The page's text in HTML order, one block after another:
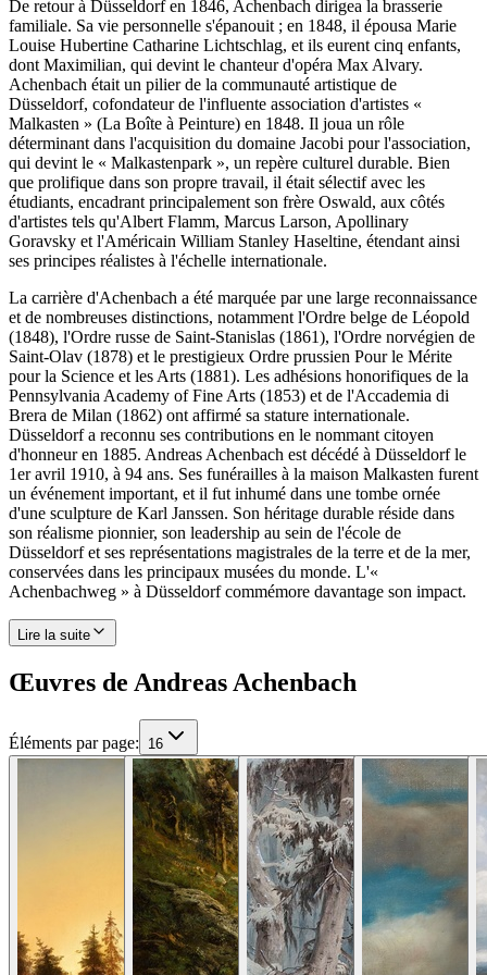
De retour à Düsseldorf en 1846, Achenbach dirigea la brasserie
familiale. Sa vie personnelle s'épanouit ; en 1848, il épousa Marie
Louise Hubertine Catharine Lichtschlag, et ils eurent cinq enfants,
dont Maximilian, qui devint le chanteur d'opéra Max Alvary.
Achenbach était un pilier de la communauté artistique de
Düsseldorf, cofondateur de l'influente association d'artistes «
Malkasten » (La Boîte à Peinture) en 1848. Il joua un rôle
déterminant dans l'acquisition du domaine Jacobi pour l'association,
qui devint le « Malkastenpark », un repère culturel durable. Bien
que prolifique dans son propre travail, il était sélectif avec les
étudiants, encadrant principalement son frère Oswald, aux côtés
d'artistes tels qu'Albert Flamm, Marcus Larson, Apollinary
Goravsky et l'Américain William Stanley Haseltine, étendant ainsi
ses principes réalistes à l'échelle internationale.
La carrière d'Achenbach a été marquée par une large reconnaissance
et de nombreuses distinctions, notamment l'Ordre belge de Léopold
(1848), l'Ordre russe de Saint-Stanislas (1861), l'Ordre norvégien de
Saint-Olav (1878) et le prestigieux Ordre prussien Pour le Mérite
pour la Science et les Arts (1881). Les adhésions honorifiques de la
Pennsylvania Academy of Fine Arts (1853) et de l'Accademia di
Brera de Milan (1862) ont affirmé sa stature internationale.
Düsseldorf a reconnu ses contributions en le nommant citoyen
d'honneur en 1885. Andreas Achenbach est décédé à Düsseldorf le
1er avril 1910, à 94 ans. Ses funérailles à la maison Malkasten furent
un événement important, et il fut inhumé dans une tombe ornée
d'une sculpture de Karl Janssen. Son héritage durable réside dans
son réalisme pionnier, son leadership au sein de l'école de
Düsseldorf et ses représentations magistrales de la terre et de la mer,
conservées dans les principaux musées du monde. L'«
Achenbachweg » à Düsseldorf commémore davantage son impact.
Lire la suite
Œuvres de Andreas Achenbach
Éléments par page: 16